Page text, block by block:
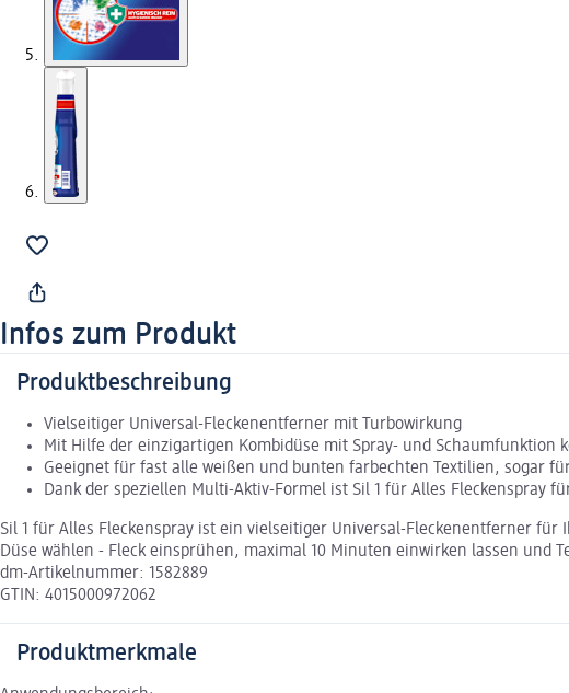
Infos zum Produkt
Produktbeschreibung
Vielseitiger Universal-Fleckenentferner mit Turbowirkung
Mit Hilfe der einzigartigen Kombidüse mit Spray- und Schaumfunktion
Geeignet für fast alle weißen und bunten farbechten Textilien, sogar
Dank der speziellen Multi-Aktiv-Formel ist Sil 1 für Alles Fleckenspray
Sil 1 für Alles Fleckenspray ist ein vielseitiger Universal-Fleckenentferner
Düse wählen - Fleck einsprühen, maximal 10 Minuten einwirken lassen und
dm-Artikelnummer: 1582889
GTIN: 4015000972062
Produktmerkmale